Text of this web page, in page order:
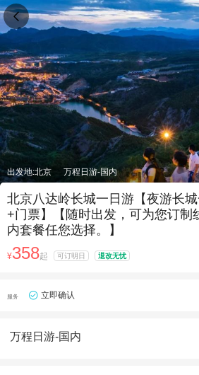
出发地:北京 万程日游-国内
北京八达岭长城一日游【夜游长
+门票】【随时出发，可为您订制
内套餐任您选择。】
¥358起 可订明日 退改无忧
服务 立即确认
万程日游-国内
